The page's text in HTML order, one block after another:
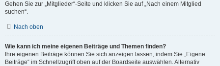
Gehen Sie zur „Mitglieder“-Seite und klicken Sie auf „Nach einem Mitglied
suchen“.
Nach oben
Wie kann ich meine eigenen Beiträge und Themen finden?
Ihre eigenen Beiträge können Sie sich anzeigen lassen, indem Sie „Eigene
Beiträge“ im Schnellzugriff oben auf der Boardseite auswählen. Alternativ